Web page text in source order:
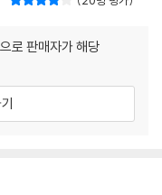
로 판매자가 해당